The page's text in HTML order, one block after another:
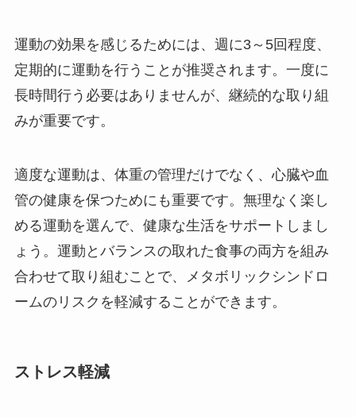
運動の効果を感じるためには、週に3～5回程度、
定期的に運動を行うことが推奨されます。一度に
長時間行う必要はありませんが、継続的な取り組
みが重要です。
適度な運動は、体重の管理だけでなく、心臓や血
管の健康を保つためにも重要です。無理なく楽し
める運動を選んで、健康な生活をサポートしまし
ょう。運動とバランスの取れた食事の両方を組み
合わせて取り組むことで、メタボリックシンドロ
ームのリスクを軽減することができます。
ストレス軽減